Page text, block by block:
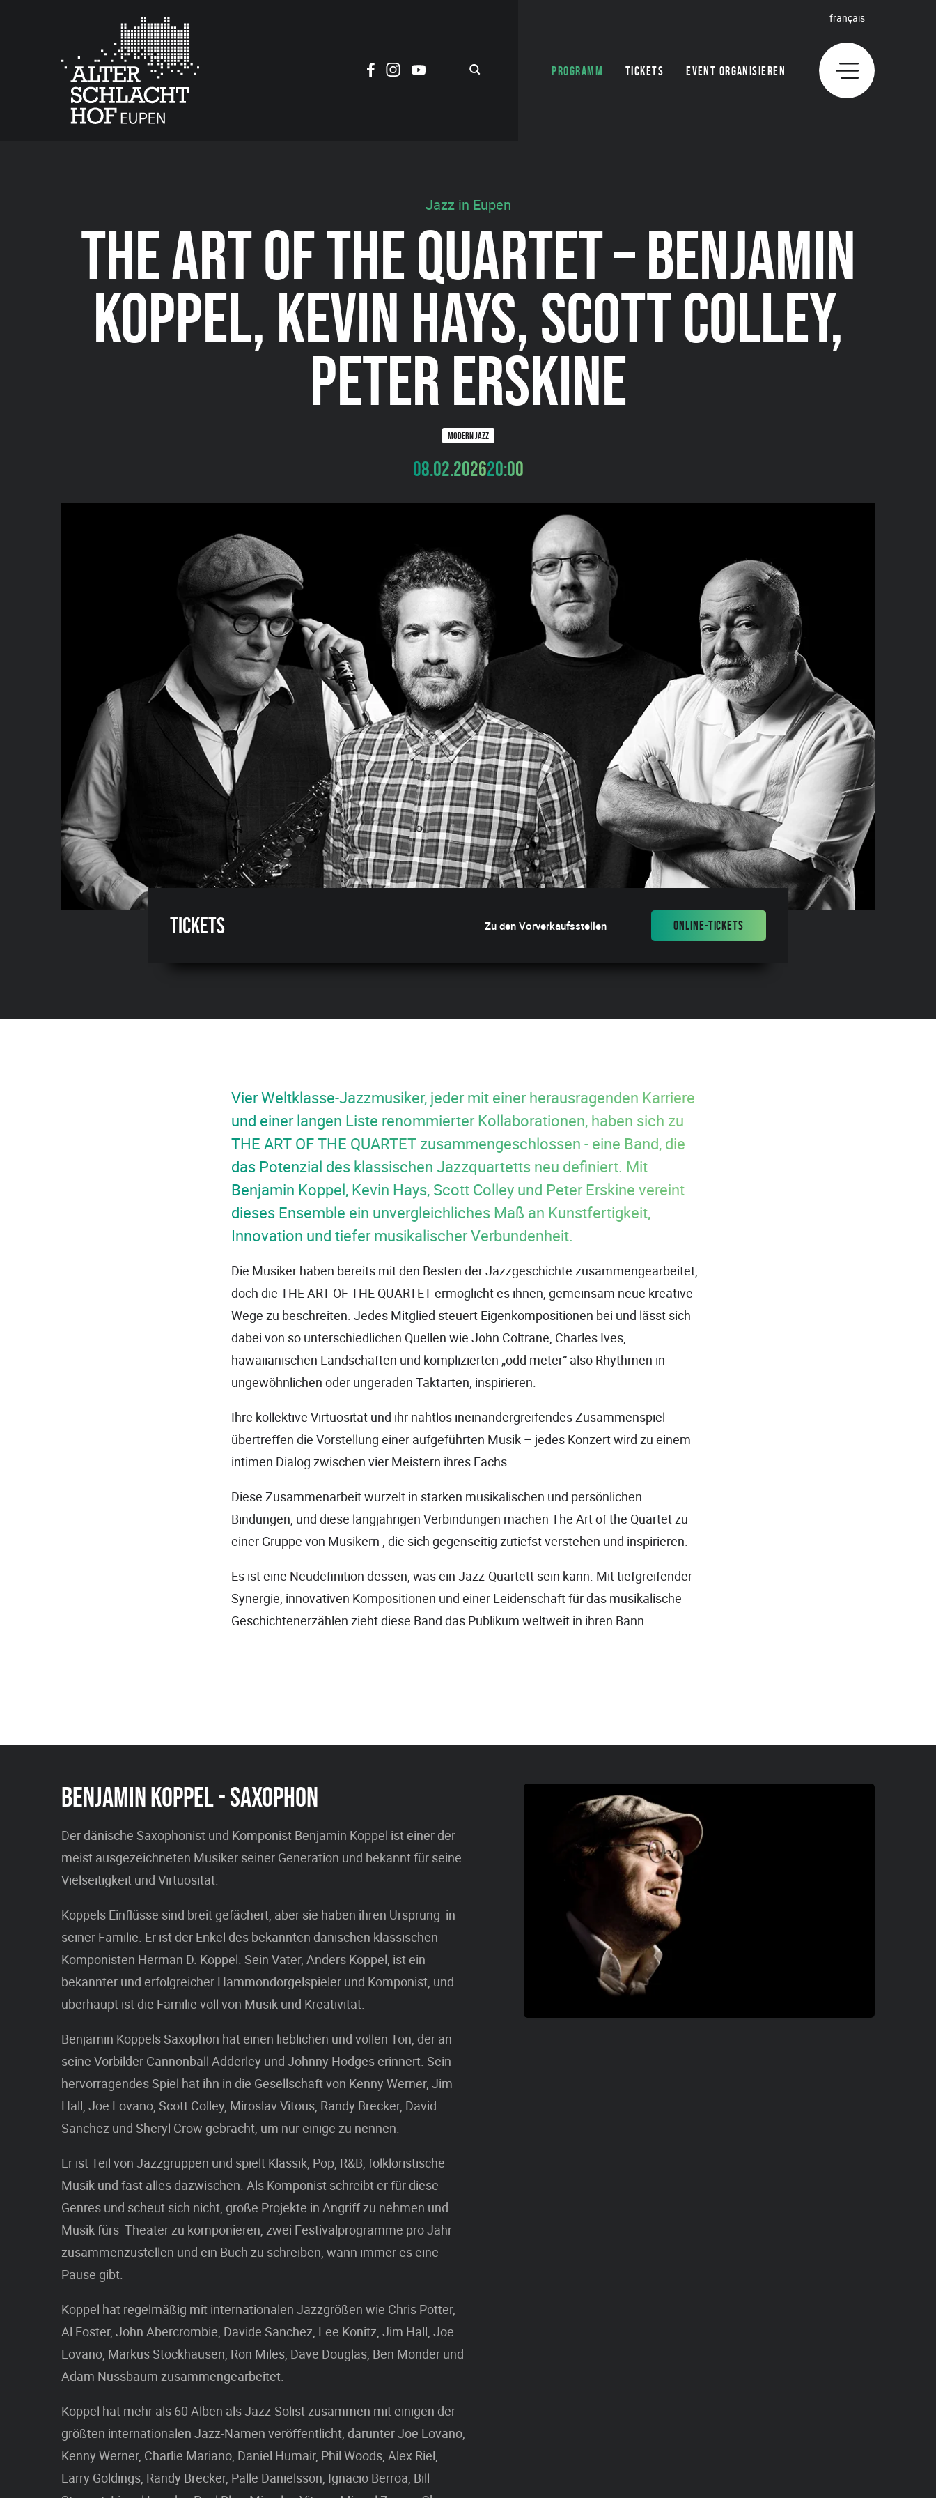
PROGRAMM TICKETS EVENT ORGANISIEREN
français
Jazz in Eupen
THE ART OF THE QUARTET – BENJAMIN
KOPPEL, KEVIN HAYS, SCOTT COLLEY,
PETER ERSKINE
MODERN JAZZ
08.02.202620:00
Tickets Zu den Vorverkaufsstellen ONLINE-TICKETS
Vier Weltklasse-Jazzmusiker, jeder mit einer herausragenden Karriere
und einer langen Liste renommierter Kollaborationen, haben sich zu
THE ART OF THE QUARTET zusammengeschlossen - eine Band, die
das Potenzial des klassischen Jazzquartetts neu definiert. Mit
Benjamin Koppel, Kevin Hays, Scott Colley und Peter Erskine vereint
dieses Ensemble ein unvergleichliches Maß an Kunstfertigkeit,
Innovation und tiefer musikalischer Verbundenheit.
Die Musiker haben bereits mit den Besten der Jazzgeschichte zusammengearbeitet,
doch die THE ART OF THE QUARTET ermöglicht es ihnen, gemeinsam neue kreative
Wege zu beschreiten. Jedes Mitglied steuert Eigenkompositionen bei und lässt sich
dabei von so unterschiedlichen Quellen wie John Coltrane, Charles Ives,
hawaiianischen Landschaften und komplizierten „odd meter“ also Rhythmen in
ungewöhnlichen oder ungeraden Taktarten, inspirieren.
Ihre kollektive Virtuosität und ihr nahtlos ineinandergreifendes Zusammenspiel
übertreffen die Vorstellung einer aufgeführten Musik – jedes Konzert wird zu einem
intimen Dialog zwischen vier Meistern ihres Fachs.
Diese Zusammenarbeit wurzelt in starken musikalischen und persönlichen
Bindungen, und diese langjährigen Verbindungen machen The Art of the Quartet zu
einer Gruppe von Musikern , die sich gegenseitig zutiefst verstehen und inspirieren.
Es ist eine Neudefinition dessen, was ein Jazz-Quartett sein kann. Mit tiefgreifender
Synergie, innovativen Kompositionen und einer Leidenschaft für das musikalische
Geschichtenerzählen zieht diese Band das Publikum weltweit in ihren Bann.
BENJAMIN KOPPEL - SAXOPHON
Der dänische Saxophonist und Komponist Benjamin Koppel ist einer der
meist ausgezeichneten Musiker seiner Generation und bekannt für seine
Vielseitigkeit und Virtuosität.
Koppels Einflüsse sind breit gefächert, aber sie haben ihren Ursprung in
seiner Familie. Er ist der Enkel des bekannten dänischen klassischen
Komponisten Herman D. Koppel. Sein Vater, Anders Koppel, ist ein
bekannter und erfolgreicher Hammondorgelspieler und Komponist, und
überhaupt ist die Familie voll von Musik und Kreativität.
Benjamin Koppels Saxophon hat einen lieblichen und vollen Ton, der an
seine Vorbilder Cannonball Adderley und Johnny Hodges erinnert. Sein
hervorragendes Spiel hat ihn in die Gesellschaft von Kenny Werner, Jim
Hall, Joe Lovano, Scott Colley, Miroslav Vitous, Randy Brecker, David
Sanchez und Sheryl Crow gebracht, um nur einige zu nennen.
Er ist Teil von Jazzgruppen und spielt Klassik, Pop, R&B, folkloristische
Musik und fast alles dazwischen. Als Komponist schreibt er für diese
Genres und scheut sich nicht, große Projekte in Angriff zu nehmen und
Musik fürs Theater zu komponieren, zwei Festivalprogramme pro Jahr
zusammenzustellen und ein Buch zu schreiben, wann immer es eine
Pause gibt.
Koppel hat regelmäßig mit internationalen Jazzgrößen wie Chris Potter,
Al Foster, John Abercrombie, Davide Sanchez, Lee Konitz, Jim Hall, Joe
Lovano, Markus Stockhausen, Ron Miles, Dave Douglas, Ben Monder und
Adam Nussbaum zusammengearbeitet.
Koppel hat mehr als 60 Alben als Jazz-Solist zusammen mit einigen der
größten internationalen Jazz-Namen veröffentlicht, darunter Joe Lovano,
Kenny Werner, Charlie Mariano, Daniel Humair, Phil Woods, Alex Riel,
Larry Goldings, Randy Brecker, Palle Danielsson, Ignacio Berroa, Bill